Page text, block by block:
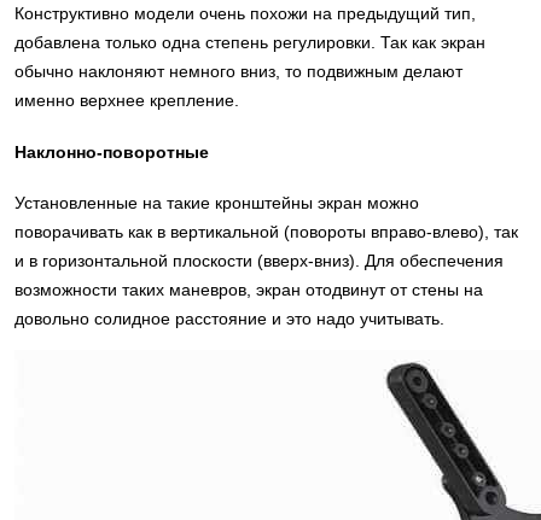
Конструктивно модели очень похожи на предыдущий тип,
добавлена только одна степень регулировки. Так как экран
обычно наклоняют немного вниз, то подвижным делают
именно верхнее крепление.
Наклонно-поворотные
Установленные на такие кронштейны экран можно
поворачивать как в вертикальной (повороты вправо-влево), так
и в горизонтальной плоскости (вверх-вниз). Для обеспечения
возможности таких маневров, экран отодвинут от стены на
довольно солидное расстояние и это надо учитывать.